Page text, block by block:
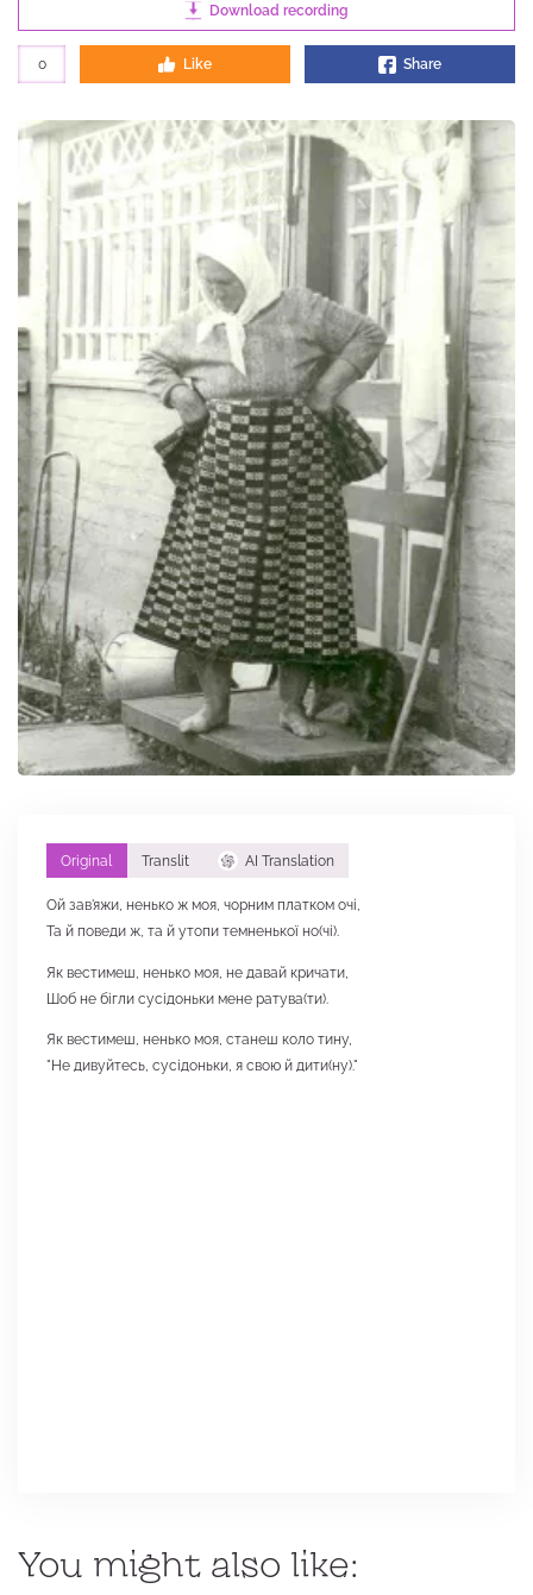
Download recording
0 Like Share
Original Translit AI Translation
Ой зав'яжи, ненько ж моя, чорним платком очі,
Та й поведи ж, та й утопи темненької но(чі).
Як вестимеш, ненько моя, не давай кричати,
Шоб не бігли сусідоньки мене ратува(ти).
Як вестимеш, ненько моя, станеш коло тину,
"Не дивуйтесь, сусідоньки, я свою й дити(ну)."
You might also like: